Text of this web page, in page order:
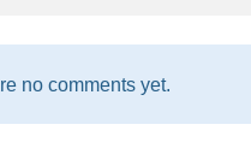
no comments yet.